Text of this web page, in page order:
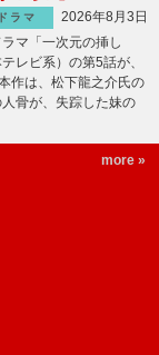
ドラマ
2026年8月3日
マ「一次元の挿し
レビ系）の第5話が、
作は、松下龍之介氏の
骨が、失踪した妹の
more »